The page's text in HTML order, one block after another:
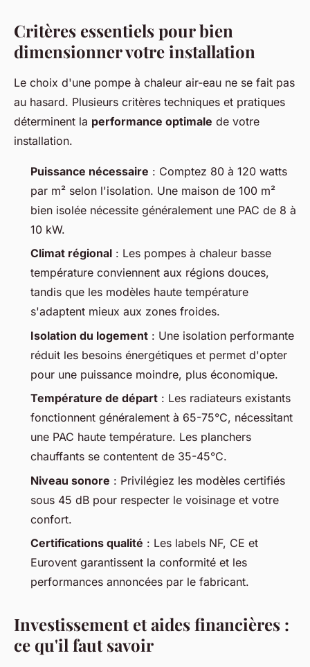
Critères essentiels pour bien
dimensionner votre installation
Le choix d'une pompe à chaleur air-eau ne se fait pas
au hasard. Plusieurs critères techniques et pratiques
déterminent la performance optimale de votre
installation.
Puissance nécessaire : Comptez 80 à 120 watts
par m² selon l'isolation. Une maison de 100 m²
bien isolée nécessite généralement une PAC de 8 à
10 kW.
Climat régional : Les pompes à chaleur basse
température conviennent aux régions douces,
tandis que les modèles haute température
s'adaptent mieux aux zones froides.
Isolation du logement : Une isolation performante
réduit les besoins énergétiques et permet d'opter
pour une puissance moindre, plus économique.
Température de départ : Les radiateurs existants
fonctionnent généralement à 65-75°C, nécessitant
une PAC haute température. Les planchers
chauffants se contentent de 35-45°C.
Niveau sonore : Privilégiez les modèles certifiés
sous 45 dB pour respecter le voisinage et votre
confort.
Certifications qualité : Les labels NF, CE et
Eurovent garantissent la conformité et les
performances annoncées par le fabricant.
Investissement et aides financières :
ce qu'il faut savoir